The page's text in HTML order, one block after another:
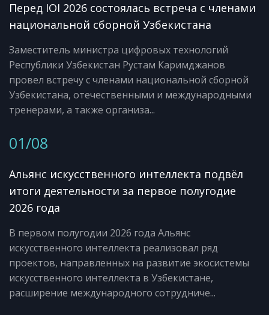
Перед IOI 2026 состоялась встреча с членами
национальной сборной Узбекистана
Заместитель министра цифровых технологий
Республики Узбекистан Рустам Каримджанов
провел встречу с членами национальной сборной
Узбекистана, отечественными и международными
тренерами, а также организа...
01/08
Альянс искусственного интеллекта подвёл
итоги деятельности за первое полугодие
2026 года
В первом полугодии 2026 года Альянс
искусственного интеллекта реализовал ряд
проектов, направленных на развитие экосистемы
искусственного интеллекта в Узбекистане,
расширение международного сотрудниче...